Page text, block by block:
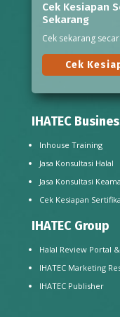
Cek Kesiapan
Sekarang
Cek sekarang
Cek
IHATEC
Inhouse Training
Jasa Konsultasi Halal
Jasa Konsultasi
Cek Kesiapan
IHATEC Group
Halal Review Portal
IHATEC Marketing
IHATEC Publisher